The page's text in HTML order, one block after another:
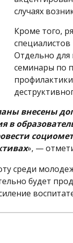
случаях
Кроме того,
специалистов
Отдельно для
семинары по
внесены
в
», —
среди
будет